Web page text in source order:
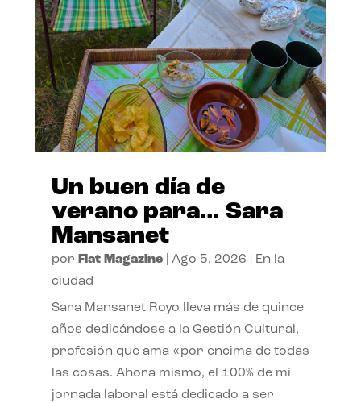
Un buen día de
verano para… Sara
Mansanet
por Flat Magazine| Ago 5, 2026
En la
ciudad
Sara Mansanet Royo lleva más de quince
años dedicándose a la Gestión Cultural,
profesión que ama «por encima de todas
las cosas. Ahora mismo, el 100% de mi
jornada laboral está dedicado a ser